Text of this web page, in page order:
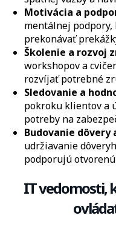
Motivácia a
mentálnej
prekonávať
Školenie a rozvoj
workshopov a
rozvíjať potrebné
Sledovanie a
pokroku klientov a
potreby na
Budovanie dôvery
udržiavanie
podporujú
IT vedomosti,